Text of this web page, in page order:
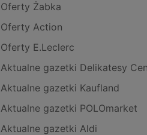
Oferty Żabka
Oferty Action
Oferty E.Leclerc
Aktualne gazetki Delikatesy
Aktualne gazetki Kaufland
Aktualne gazetki POLOmarket
Aktualne gazetki Aldi